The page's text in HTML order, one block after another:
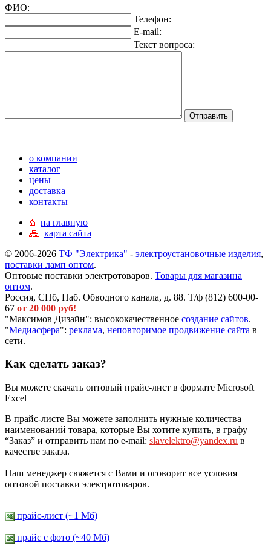
ФИО:
Телефон:
E-mail:
Текст вопроса:
о компании
каталог
цены
доставка
контакты
на главную
карта сайта
© 2006-2026 ТФ "Электрика" - электроустановочные изделия,
поставки ламп оптом.
Оптовые поставки электротоваров. Товары для магазина
оптом.
Россия, СПб, Наб. Обводного канала, д. 88. Т/ф (812) 600-00-
67 от 20 000 руб!
"Максимов Дизайн": высококачественное создание сайтов.
"Медиасфера": реклама, неповторимое продвижение сайта в
сети.
Как сделать заказ?
Вы можете скачать оптовый прайс-лист в формате Microsoft
Excel
В прайс-листе Вы можете заполнить нужные количества
наименований товара, которые Вы хотите купить, в графу
“Заказ” и отправить нам по e-mail: slavelektro@yandex.ru в
качестве заказа.
Наш менеджер свяжется с Вами и оговорит все условия
оптовой поставки электротоваров.
прайс-лист (~1 Мб)
прайс c фото (~40 Мб)